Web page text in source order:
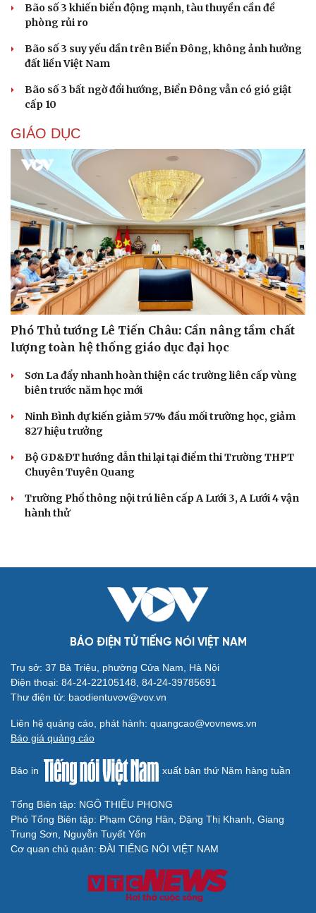
Cải chính
Bão số 3 khiến biển động mạnh, tàu thuyền cần đề
phòng rủi ro
Bão số 3 suy yếu dần trên Biển Đông, không ảnh hưởng
đất liền Việt Nam
Bão số 3 bất ngờ đổi hướng, Biển Đông vẫn có gió giật
cấp 10
GIÁO DỤC
Phó Thủ tướng Lê Tiến Châu: Cần nâng tầm chất
lượng toàn hệ thống giáo dục đại học
Sơn La đẩy nhanh hoàn thiện các trường liên cấp vùng
biên trước năm học mới
Ninh Bình dự kiến giảm 57% đầu mối trường học, giảm
827 hiệu trưởng
Bộ GD&ĐT hướng dẫn thi lại tại điểm thi Trường THPT
Chuyên Tuyên Quang
Trường Phổ thông nội trú liên cấp A Lưới 3, A Lưới 4 vận
hành thử
BÁO ĐIỆN TỬ TIẾNG NÓI VIỆT NAM
Trụ sở: 37 Bà Triệu, phường Cửa Nam, Hà Nội
Điện thoại: 84-24-22105148, 84-24-39785691
Thư điện tử: baodientuvov@vov.vn
Liên hệ quảng cáo, phát hành: quangcao@vovnews.vn
Báo giá quảng cáo
Báo in xuất bản thứ Năm hàng tuần
Tổng Biên tập: NGÔ THIỆU PHONG
Phó Tổng Biên tập: Phạm Công Hân, Đặng Thị Khanh, Giang
Trung Sơn, Nguyễn Tuyết Yến
Cơ quan chủ quản: ĐÀI TIẾNG NÓI VIỆT NAM